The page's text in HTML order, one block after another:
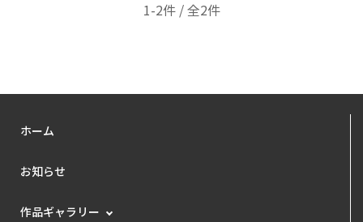
1-2件 / 全2件
ホーム
お知らせ
作品ギャラリー